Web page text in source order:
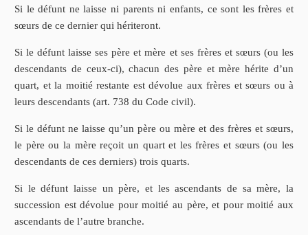
Si le défunt ne laisse ni parents ni enfants, ce sont les frères et
sœurs de ce dernier qui hériteront.
Si le défunt laisse ses père et mère et ses frères et sœurs (ou les
descendants de ceux-ci), chacun des père et mère hérite d’un
quart, et la moitié restante est dévolue aux frères et sœurs ou à
leurs descendants (art. 738 du Code civil).
Si le défunt ne laisse qu’un père ou mère et des frères et sœurs,
le père ou la mère reçoit un quart et les frères et sœurs (ou les
descendants de ces derniers) trois quarts.
Si le défunt laisse un père, et les ascendants de sa mère, la
succession est dévolue pour moitié au père, et pour moitié aux
ascendants de l’autre branche.